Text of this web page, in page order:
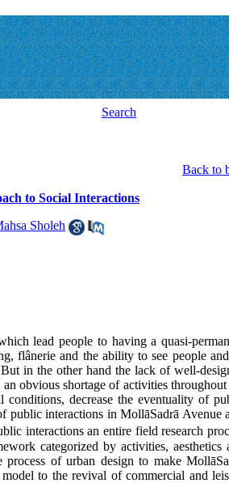
Search
Back to
to Social Interactions
Sholeh
lead people to having a quasi-
flânerie and the ability to see people
in the other hand the lack of well-
obvious shortage of activities throughout
decrease the eventuality of
public interactions in MollāSadrā Avenue
interactions an entire field research
categorized by activities, aesthetics
of urban design to make
to the revival of commercial and